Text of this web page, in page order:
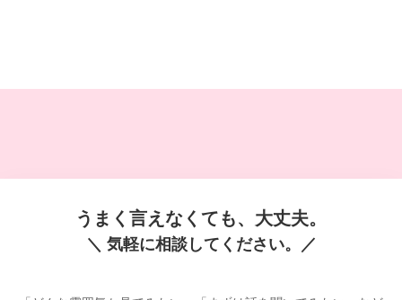
うまく言えなくても、大丈夫。
＼ 気軽に相談してください。／